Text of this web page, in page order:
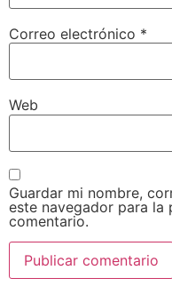
Correo electrónico *
Web
Guardar mi nombre,
este navegador para la
comentario.